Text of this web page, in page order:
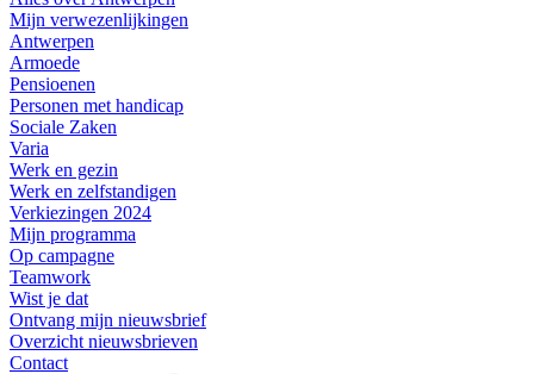
Mijn verwezenlijkingen
Antwerpen
Armoede
Pensioenen
Personen met handicap
Sociale Zaken
Varia
Werk en gezin
Werk en zelfstandigen
Verkiezingen 2024
Mijn programma
Op campagne
Teamwork
Wist je dat
Ontvang mijn nieuwsbrief
Overzicht nieuwsbrieven
Contact